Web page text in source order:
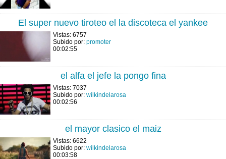
El super nuevo tiroteo el la discoteca el yankee
Vistas: 6757
Subido por: promoter
00:02:55
el alfa el jefe la pongo fina
Vistas: 7037
Subido por: wilkindelarosa
00:02:56
el mayor clasico el maiz
Vistas: 6622
Subido por: wilkindelarosa
00:03:58